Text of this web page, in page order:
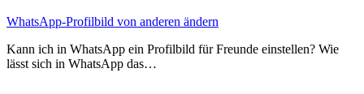
WhatsApp-Profilbild von anderen ändern
Kann ich in WhatsApp ein Profilbild für Freunde einstellen? Wie
lässt sich in WhatsApp das…